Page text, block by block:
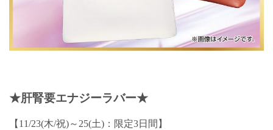
★肝腎要エナジーラバー★
【11/23(木/祝)～25(土)：限定3日間】